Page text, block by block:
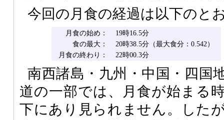
今回の月食の経過は以下のと
月食の始め：
19時16.5分
食の最大：
20時38.5分（最大食分：0.542）
月食の終わり：
22時00.3分
南西諸島・九州・中国・四国
道の一部では、月食が始まる
下にあり見られません。した